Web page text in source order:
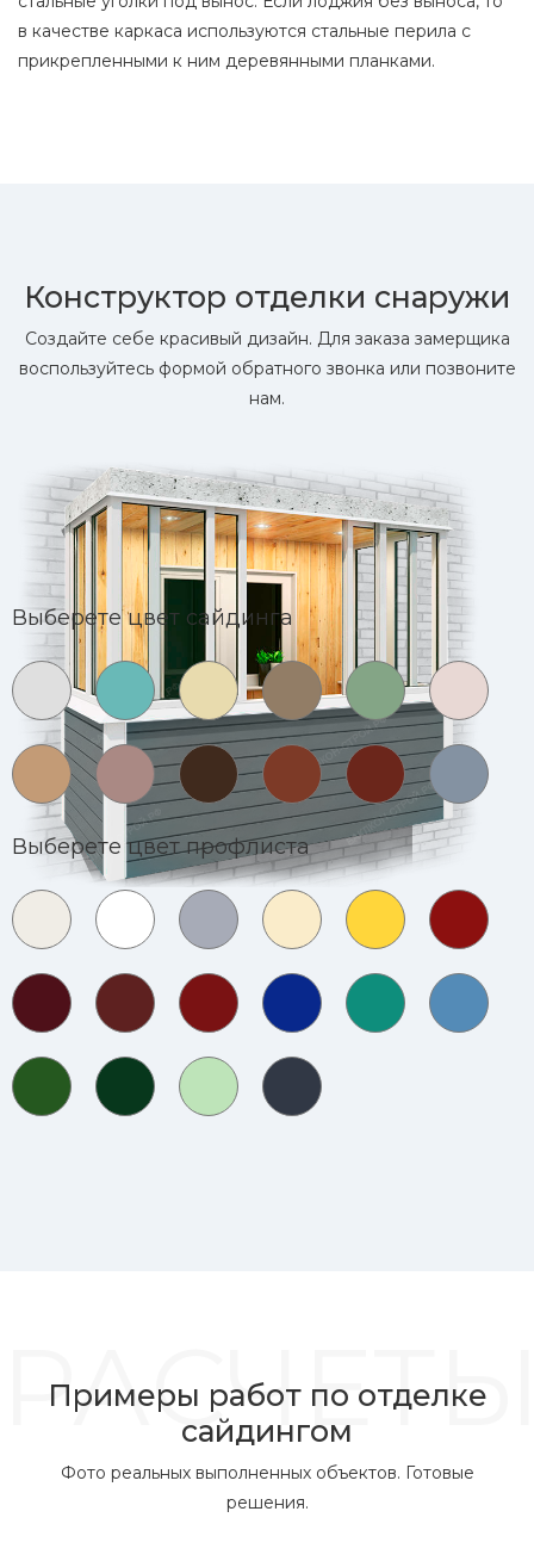
в качестве каркаса используются стальные перила с
прикрепленными к ним деревянными планками.
Конструктор отделки снаружи
Создайте себе красивый дизайн. Для заказа замерщика
воспользуйтесь формой обратного звонка или позвоните
нам.
Выберете цвет сайдинга
Выберете цвет профлиста
Примеры работ по отделке
сайдингом
Фото реальных выполненных объектов. Готовые
решения.